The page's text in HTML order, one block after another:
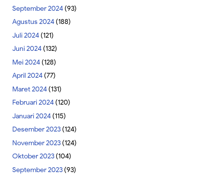
September 2024(93)
Agustus 2024(188)
Juli 2024(121)
Juni 2024(132)
Mei 2024(128)
April 2024(77)
Maret 2024(131)
Februari 2024(120)
Januari 2024(115)
Desember 2023(124)
November 2023(124)
Oktober 2023(104)
September 2023(93)